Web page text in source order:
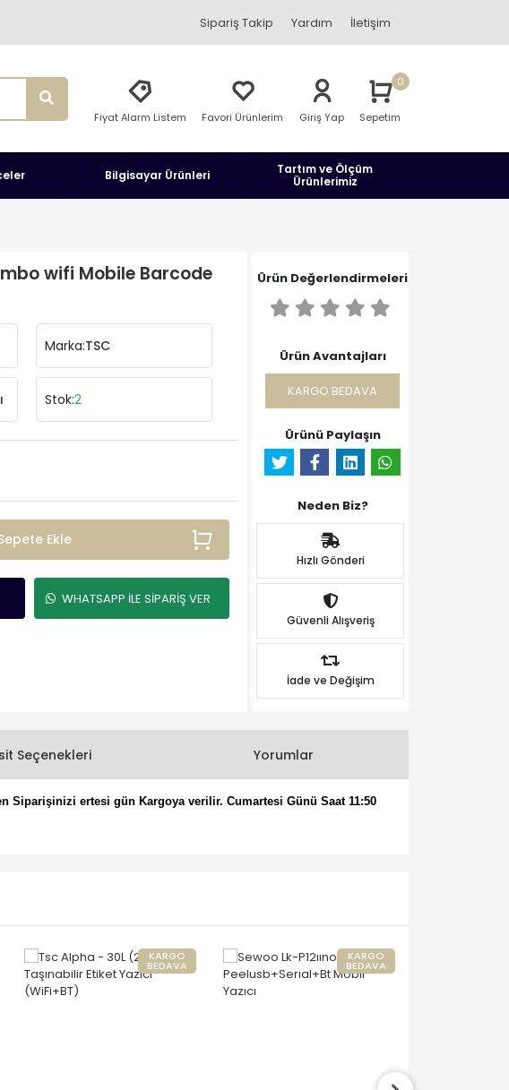
Sipariş Takip Yardım İletişim
Fiyat Alarm Listem Favori Ürünlerim Giriş Yap Sepetim
0
Bilgisayar Ürünleri
Tartım ve Ölçüm
Ürünlerimiz
wifi Mobile Barcode
Marka:TSC
Stok:2
Ekle
WHATSAPP İLE SİPARİŞ VER
Ürün Değerlendirmeleri
Ürün Avantajları
KARGO BEDAVA
Ürünü Paylaşın
Neden Biz?
Hızlı Gönderi
Güvenli Alışveriş
İade ve Değişim
Seçenekleri Yorumlar
Siparişinizi ertesi gün Kargoya verilir. Cumartesi Günü Saat 11:50
KARGO
BEDAVA
KARGO
BEDAVA